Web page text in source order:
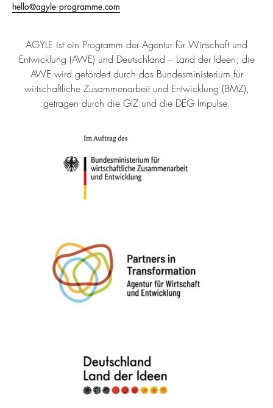
hello@agyle-programme.com
AGYLE ist ein Programm der Agentur für Wirtschaft und
Entwicklung (AWE) und Deutschland – Land der Ideen; die
AWE wird gefördert durch das Bundesministerium für
wirtschaftliche Zusammenarbeit und Entwicklung (BMZ),
getragen durch die GIZ und die DEG Impulse.